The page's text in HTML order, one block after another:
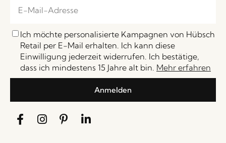
Ich möchte personalisierte Kampagnen von Hübsch
Retail per E-Mail erhalten. Ich kann diese
Einwilligung jederzeit widerrufen. Ich bestätige,
dass ich mindestens 15 Jahre alt bin. Mehr erfahren
Anmelden